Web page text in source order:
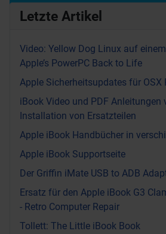
Letzte Artikel
Video: Yellow Dog Linux auf
Apple’s PowerPC Back to Life
Apple Sicherheitsupdates für OSX
iBook Video und PDF Anleitungen
Installation von Ersatzteilen
Apple iBook Handbücher in
Apple iBook Supportseite
Der Griffin iMate USB to ADB
Ersatz für den Apple iBook G3
- Retro Computer Repair
Tollett: The Little iBook Book